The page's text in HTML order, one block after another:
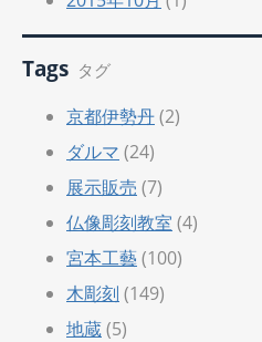
Tags タグ
京都伊勢丹(2)
ダルマ (24)
展示販売 (7)
仏像彫刻教室 (4)
宮本工藝(100)
木彫刻 (149)
地蔵(5)